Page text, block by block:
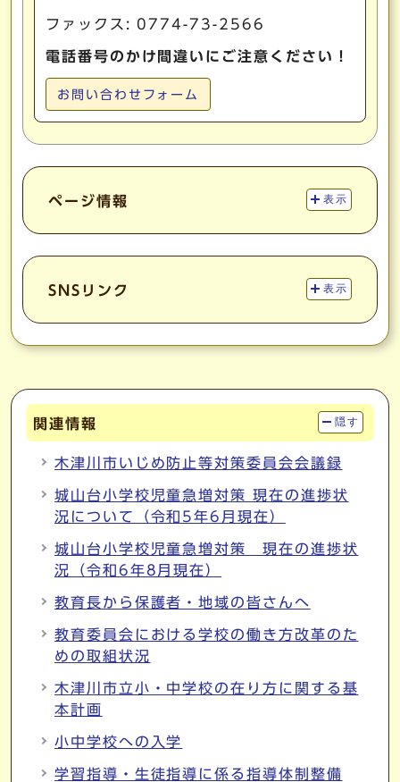
ファックス: 0774-73-2566
電話番号のかけ間違いにご注意ください！
お問い合わせフォーム
ページ情報 表示
SNSリンク 表示
関連情報 隠す
木津川市いじめ防止等対策委員会会議録
城山台小学校児童急増対策 現在の進捗状
況について（令和5年6月現在）
城山台小学校児童急増対策 現在の進捗状
況（令和6年8月現在）
教育長から保護者・地域の皆さんへ
教育委員会における学校の働き方改革のた
めの取組状況
木津川市立小・中学校の在り方に関する基
本計画
小中学校への入学
学習指導・生徒指導に係る指導体制整備